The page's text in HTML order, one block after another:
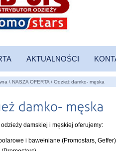
AKTUALNOŚCI
\ NASZA OFERTA \ Odzież damko- męska
damskiej i męskiej oferujemy:
i bawełniane (Promostars, Geffer)